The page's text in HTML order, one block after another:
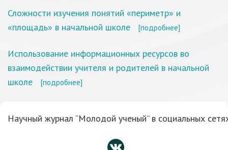
Сложности изучения понятий «периметр» и
«площадь» в начальной школе
[подробнее]
Использование информационных ресурсов во
взаимодействии учителя и родителей в начальной
школе
[подробнее]
Научный журнал “Молодой ученый” в социальных